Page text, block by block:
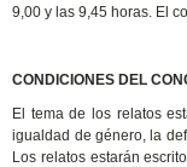
9,00 y las 9,45 horas. El
CONDICIONES DEL
El tema de los relatos
igualdad de género, la
Los relatos estarán